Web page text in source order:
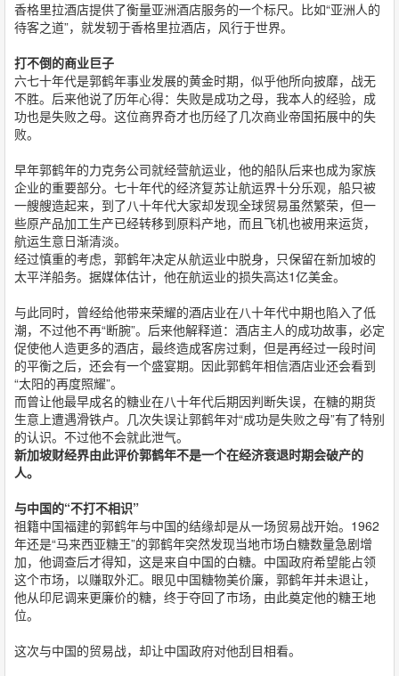
香格里拉酒店提供了衡量亚洲酒店服务的一个标尺。比如“亚洲人的
待客之道”，就发轫于香格里拉酒店，风行于世界。
打不倒的商业巨子
六七十年代是郭鹤年事业发展的黄金时期，似乎他所向披靡，战无
不胜。后来他说了历年心得：失败是成功之母，我本人的经验，成
功也是失败之母。这位商界奇才也历经了几次商业帝国拓展中的失
败。
早年郭鹤年的力克务公司就经营航运业，他的船队后来也成为家族
企业的重要部分。七十年代的经济复苏让航运界十分乐观，船只被
一艘艘造起来，到了八十年代大家却发现全球贸易虽然繁荣，但一
些原产品加工生产已经转移到原料产地，而且飞机也被用来运货，
航运生意日渐清淡。
经过慎重的考虑，郭鹤年决定从航运业中脱身，只保留在新加坡的
太平洋船务。据媒体估计，他在航运业的损失高达1亿美金。
与此同时，曾经给他带来荣耀的酒店业在八十年代中期也陷入了低
潮，不过他不再“断腕”。后来他解释道：酒店主人的成功故事，必定
促使他人造更多的酒店，最终造成客房过剩，但是再经过一段时间
的平衡之后，还会有一个盛宴期。因此郭鹤年相信酒店业还会看到
“太阳的再度照耀”。
而曾让他最早成名的糖业在八十年代后期因判断失误，在糖的期货
生意上遭遇滑铁卢。几次失误让郭鹤年对“成功是失败之母”有了特别
的认识。不过他不会就此泄气。
新加坡财经界由此评价郭鹤年不是一个在经济衰退时期会破产的
人。
与中国的“不打不相识”
祖籍中国福建的郭鹤年与中国的结缘却是从一场贸易战开始。1962
年还是“马来西亚糖王”的郭鹤年突然发现当地市场白糖数量急剧增
加，他调查后才得知，这是来自中国的白糖。中国政府希望能占领
这个市场，以赚取外汇。眼见中国糖物美价廉，郭鹤年并未退让，
他从印尼调来更廉价的糖，终于夺回了市场，由此奠定他的糖王地
位。
这次与中国的贸易战，却让中国政府对他刮目相看。